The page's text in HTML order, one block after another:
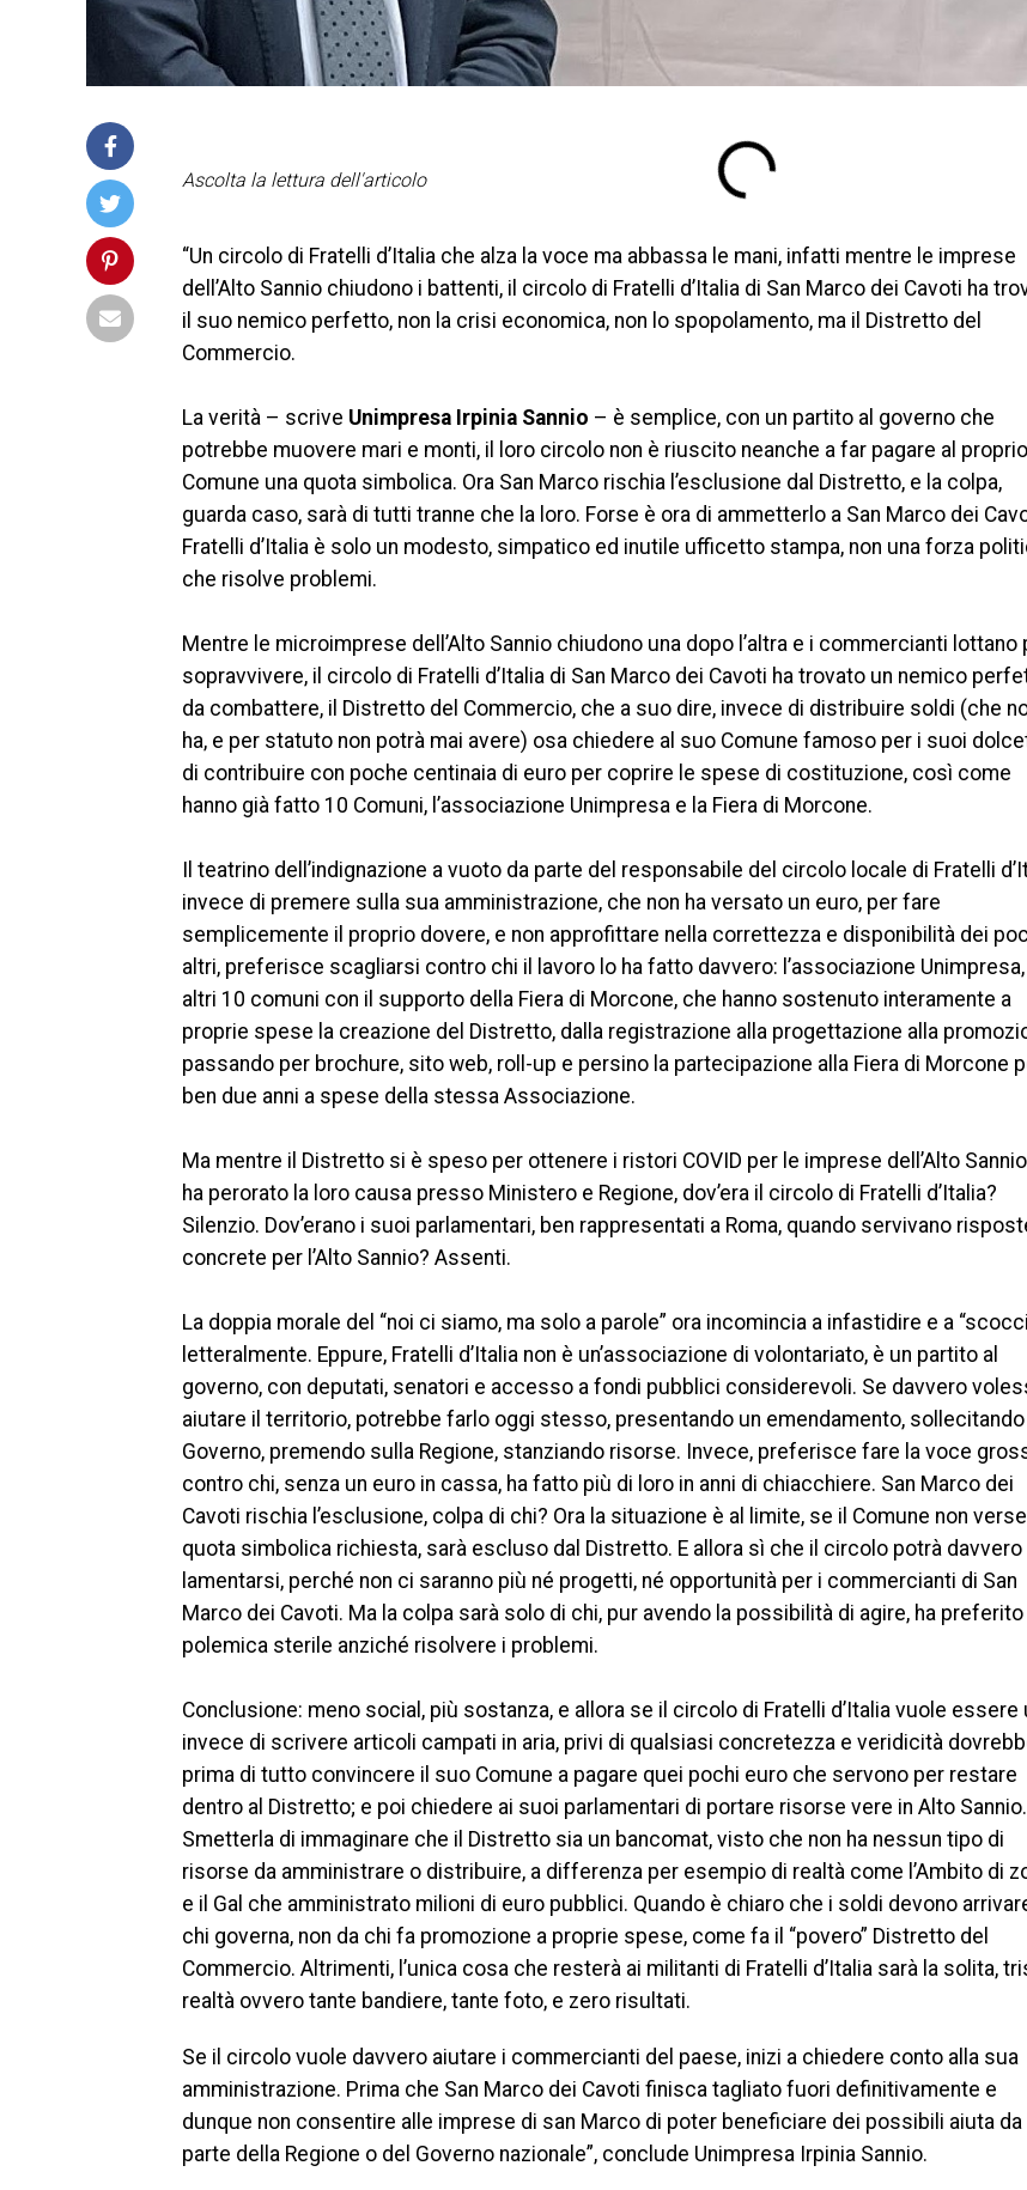
Ascolta la lettura dell'articolo
“Un circolo di Fratelli d’Italia che alza la voce ma abbassa le mani, infatti mentre le imprese
dell’Alto Sannio chiudono i battenti, il circolo di Fratelli d’Italia di San Marco dei Cavoti ha
il suo nemico perfetto, non la crisi economica, non lo spopolamento, ma il Distretto del
Commercio.
La verità – scrive Unimpresa Irpinia Sannio – è semplice, con un partito al governo che
potrebbe muovere mari e monti, il loro circolo non è riuscito neanche a far pagare al proprio
Comune una quota simbolica. Ora San Marco rischia l’esclusione dal Distretto, e la colpa,
guarda caso, sarà di tutti tranne che la loro. Forse è ora di ammetterlo a San Marco dei
Fratelli d’Italia è solo un modesto, simpatico ed inutile ufficetto stampa, non una forza
che risolve problemi.
Mentre le microimprese dell’Alto Sannio chiudono una dopo l’altra e i commercianti lottano
sopravvivere, il circolo di Fratelli d’Italia di San Marco dei Cavoti ha trovato un nemico
da combattere, il Distretto del Commercio, che a suo dire, invece di distribuire soldi (che
ha, e per statuto non potrà mai avere) osa chiedere al suo Comune famoso per i suoi
di contribuire con poche centinaia di euro per coprire le spese di costituzione, così come
hanno già fatto 10 Comuni, l’associazione Unimpresa e la Fiera di Morcone.
Il teatrino dell’indignazione a vuoto da parte del responsabile del circolo locale di Fratelli
invece di premere sulla sua amministrazione, che non ha versato un euro, per fare
semplicemente il proprio dovere, e non approfittare nella correttezza e disponibilità dei
altri, preferisce scagliarsi contro chi il lavoro lo ha fatto davvero: l’associazione Unimpresa,
altri 10 comuni con il supporto della Fiera di Morcone, che hanno sostenuto interamente a
proprie spese la creazione del Distretto, dalla registrazione alla progettazione alla
passando per brochure, sito web, roll-up e persino la partecipazione alla Fiera di Morcone
ben due anni a spese della stessa Associazione.
Ma mentre il Distretto si è speso per ottenere i ristori COVID per le imprese dell’Alto
ha perorato la loro causa presso Ministero e Regione, dov’era il circolo di Fratelli d’Italia?
Silenzio. Dov’erano i suoi parlamentari, ben rappresentati a Roma, quando servivano
concrete per l’Alto Sannio? Assenti.
La doppia morale del “noi ci siamo, ma solo a parole” ora incomincia a infastidire e a
letteralmente. Eppure, Fratelli d’Italia non è un’associazione di volontariato, è un partito al
governo, con deputati, senatori e accesso a fondi pubblici considerevoli. Se davvero
aiutare il territorio, potrebbe farlo oggi stesso, presentando un emendamento, sollecitando
Governo, premendo sulla Regione, stanziando risorse. Invece, preferisce fare la voce
contro chi, senza un euro in cassa, ha fatto più di loro in anni di chiacchiere. San Marco dei
Cavoti rischia l’esclusione, colpa di chi? Ora la situazione è al limite, se il Comune non
quota simbolica richiesta, sarà escluso dal Distretto. E allora sì che il circolo potrà davvero
lamentarsi, perché non ci saranno più né progetti, né opportunità per i commercianti di San
Marco dei Cavoti. Ma la colpa sarà solo di chi, pur avendo la possibilità di agire, ha
polemica sterile anziché risolvere i problemi.
Conclusione: meno social, più sostanza, e allora se il circolo di Fratelli d’Italia vuole essere
invece di scrivere articoli campati in aria, privi di qualsiasi concretezza e veridicità
prima di tutto convincere il suo Comune a pagare quei pochi euro che servono per restare
dentro al Distretto; e poi chiedere ai suoi parlamentari di portare risorse vere in Alto Sannio.
Smetterla di immaginare che il Distretto sia un bancomat, visto che non ha nessun tipo di
risorse da amministrare o distribuire, a differenza per esempio di realtà come l’Ambito di
e il Gal che amministrato milioni di euro pubblici. Quando è chiaro che i soldi devono
chi governa, non da chi fa promozione a proprie spese, come fa il “povero” Distretto del
Commercio. Altrimenti, l’unica cosa che resterà ai militanti di Fratelli d’Italia sarà la solita,
realtà ovvero tante bandiere, tante foto, e zero risultati.
Se il circolo vuole davvero aiutare i commercianti del paese, inizi a chiedere conto alla sua
amministrazione. Prima che San Marco dei Cavoti finisca tagliato fuori definitivamente e
dunque non consentire alle imprese di san Marco di poter beneficiare dei possibili aiuta da
parte della Regione o del Governo nazionale”, conclude Unimpresa Irpinia Sannio.